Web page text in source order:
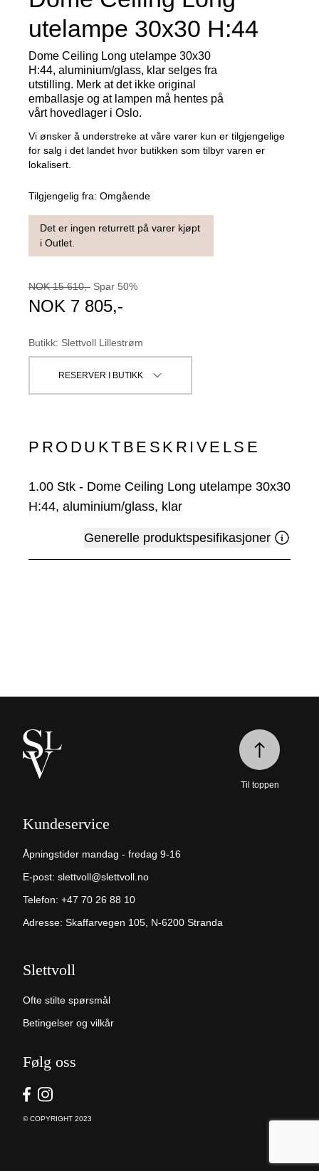
utelampe 30x30 H:44
Dome Ceiling Long utelampe 30x30
H:44, aluminium/glass, klar selges fra
utstilling. Merk at det ikke original
emballasje og at lampen må hentes på
vårt hovedlager i Oslo.
Vi ønsker å understreke at våre varer kun er tilgjengelige
for salg i det landet hvor butikken som tilbyr varen er
lokalisert.
Tilgjengelig fra: Omgående
Det er ingen returrett på varer kjøpt
i Outlet.
NOK 15 610,- Spar 50%
NOK 7 805,-
Butikk: Slettvoll Lillestrøm
RESERVER I BUTIKK
PRODUKTBESKRIVELSE
1.00 Stk - Dome Ceiling Long utelampe 30x30
H:44, aluminium/glass, klar
Generelle produktspesifikasjoner
Kundeservice
Åpningstider mandag - fredag 9-16
E-post: slettvoll@slettvoll.no
Telefon: +47 70 26 88 10
Adresse: Skaffarvegen 105, N-6200 Stranda
Slettvoll
Ofte stilte spørsmål
Betingelser og vilkår
Følg oss
© COPYRIGHT 2023
Til toppen